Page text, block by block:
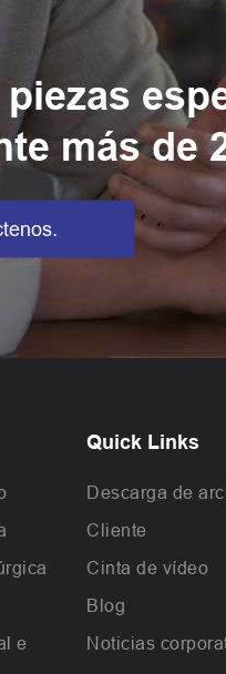
más de
e
Quick Links
Descarga de
Cliente
Cinta de vídeo
Blog
Noticias